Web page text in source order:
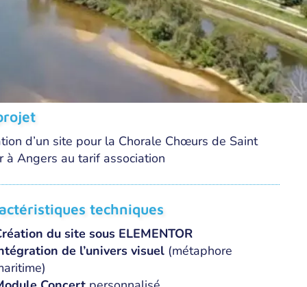
d’un site pour la Chorale Chœurs de Saint
à Angers au tarif association
techniques
du site sous ELEMENTOR
de l’univers visuel(métaphore